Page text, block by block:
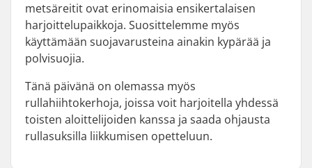
metsäreitit ovat erinomaisia ensikertalaisen
harjoittelupaikkoja. Suosittelemme myös
käyttämään suojavarusteina ainakin kypärää ja
polvisuojia.
Tänä päivänä on olemassa myös
rullahiihtokerhoja, joissa voit harjoitella yhdessä
toisten aloittelijoiden kanssa ja saada ohjausta
rullasuksilla liikkumisen opetteluun.